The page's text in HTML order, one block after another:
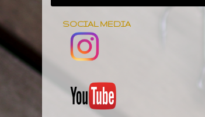
SOCIAL MEDIA